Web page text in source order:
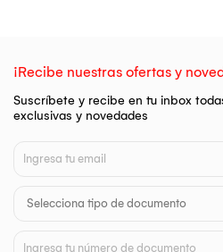
¡Recibe nuestras ofertas y
Suscríbete y recibe en tu inbox
exclusivas y novedades